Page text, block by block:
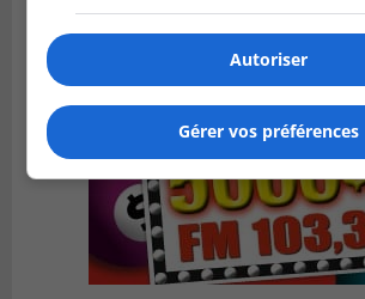
Autoriser
Gérer vos préférences